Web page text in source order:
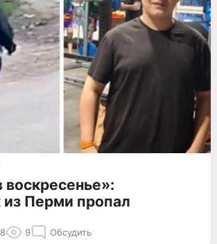
воскресенье»:
из Перми пропал
9 Обсудить